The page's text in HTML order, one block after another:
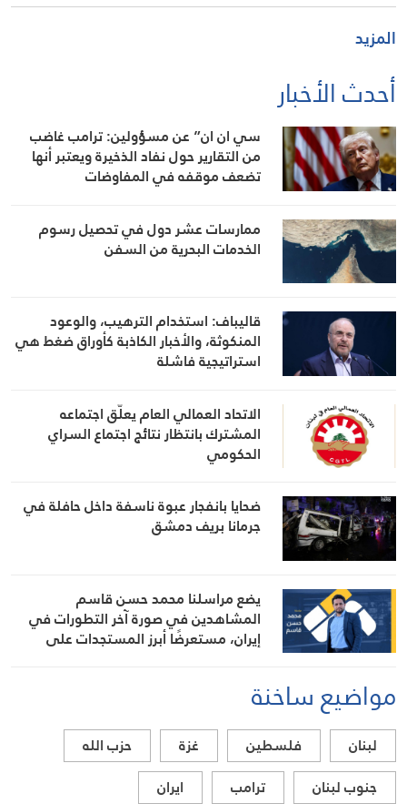
المزيد
أحدث الأخبار
سي ان ان” عن مسؤولين: ترامب غاضب
من التقارير حول نفاد الذخيرة ويعتبر أنها
تضعف موقفه في المفاوضات
ممارسات عشر دول في تحصيل رسوم
الخدمات البحرية من السفن
قاليباف: استخدام الترهيب، والوعود
المنكوثة، والأخبار الكاذبة كأوراق ضغط هي
استراتيجية فاشلة
الاتحاد العمالي العام يعلّق اجتماعه
المشترك بانتظار نتائج اجتماع السراي
الحكومي
ضحايا بانفجار عبوة ناسفة داخل حافلة في
جرمانا بريف دمشق
يضع مراسلنا محمد حسن قاسم
المشاهدين في صورة آخر التطورات في
إيران، مستعرضًا أبرز المستجدات على
الصلة بالشأنين الداخلي والإقليميمواضيع ساخنة
لبنان فلسطين غزة
حزب الله
جنوب لبنان
ترامب
ايران